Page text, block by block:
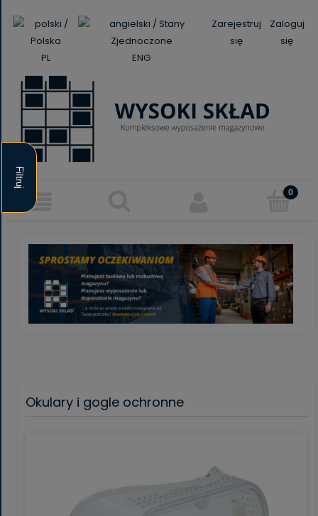
PL ENG
Zarejestruj
się
Zaloguj
się
Filtruj
Okulary i gogle ochronne